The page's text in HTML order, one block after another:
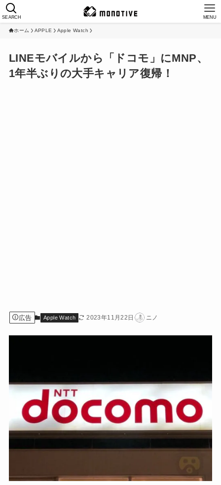
SEARCH MENU
ホーム APPLE Apple Watch
LINEモバイルから「ドコモ」にMNP、
1年半ぶりの大手キャリア復帰！
広告 Apple Watch 2023年11月22日 ニノ